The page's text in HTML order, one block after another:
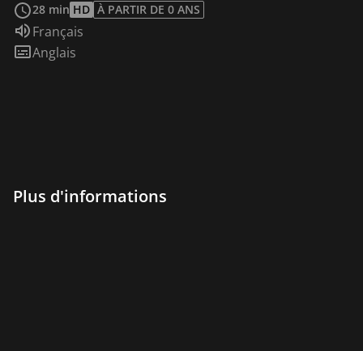
28 min HD À PARTIR DE 0 ANS
Audio :
Français
Sous-titres :
Anglais
Plus d'informations